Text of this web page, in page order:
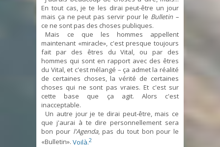
En tout cas, je te les dirai peut-être un jour
mais ça ne peut pas servir pour le Bulletin –
ce ne sont pas des choses publiques.
Mais ce que les hommes appellent
maintenant «miracle», c'est presque toujours
fait par des êtres du Vital, ou par des
hommes qui sont en rapport avec des êtres
du Vital, et c'est mélangé – ça admet la réalité
de certaines choses, la vérité de certaines
choses qui ne sont pas vraies. Et c'est sur
cette base que ça agit. Alors c'est
inacceptable.
Un autre jour je te dirai peut-être, mais ce
que j'aurai à te dire personnellement sera
bon pour l'Agenda, pas du tout bon pour le
«Bulletin». Voilà.2